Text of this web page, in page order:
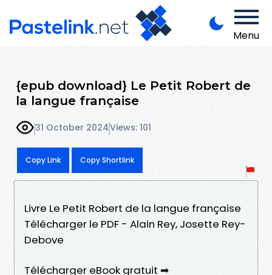
Menu
{epub download} Le Petit Robert de
la langue française
31 October 2024Views: 101
Copy Link Copy Shortlink
Livre Le Petit Robert de la langue française
Télécharger le PDF - Alain Rey, Josette Rey-
Debove
Télécharger eBook gratuit ➡